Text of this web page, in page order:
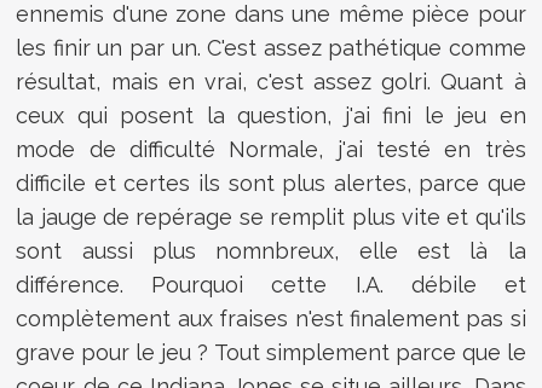
ennemis d'une zone dans une même pièce pour
les finir un par un. C'est assez pathétique comme
résultat, mais en vrai, c'est assez golri. Quant à
ceux qui posent la question, j'ai fini le jeu en
mode de difficulté Normale, j'ai testé en très
difficile et certes ils sont plus alertes, parce que
la jauge de repérage se remplit plus vite et qu'ils
sont aussi plus nomnbreux, elle est là la
différence. Pourquoi cette I.A. débile et
complètement aux fraises n'est finalement pas si
grave pour le jeu ? Tout simplement parce que le